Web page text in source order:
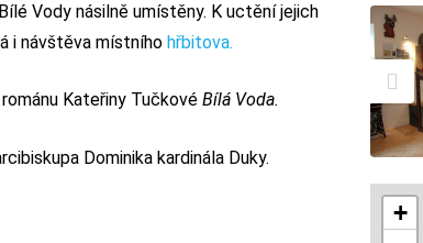
Vody násilně umístěny. K uctění jejich
i návštěva místního hřbitova.
Kateřiny Tučkové Bílá Voda.
Dominika kardinála Duky.
+